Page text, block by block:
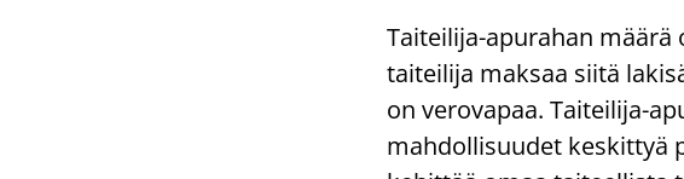
Taiteilija-apurahan määrä
taiteilija maksaa siitä
on verovapaa. Taiteilija-
mahdollisuudet keskittyä